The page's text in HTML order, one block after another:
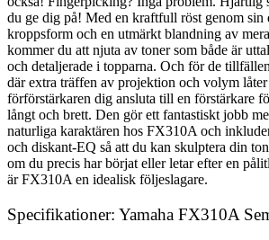
du ge dig på! Med en kraftfull röst genom sin
kroppsform och en utmärkt blandning av
kommer du att njuta av toner som både är
och detaljerade i topparna. Och för de
där extra träffen av projektion och volym
förförstärkaren dig ansluta till en förstärkare
långt och brett. Den gör ett fantastiskt jobb
naturliga karaktären hos FX310A och
och diskant-EQ så att du kan skulptera din
om du precis har börjat eller letar efter en
är FX310A en idealisk följeslagare.
Specifikationer: Yamaha FX310A